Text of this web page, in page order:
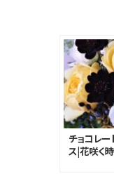
チョコレー
ス|花咲く